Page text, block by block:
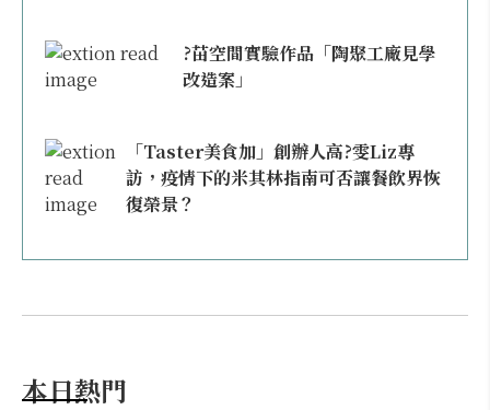
?苗空間實驗作品「陶聚工廠見學
改造案」
「Taster美食加」創辦人高?雯Liz專
訪，疫情下的米其林指南可否讓餐飲界恢
復榮景？
本日熱門